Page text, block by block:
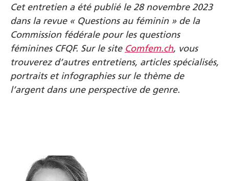
Cet entretien a été publié le 28 novembre 2023
dans la revue « Questions au féminin » de la
Commission fédérale pour les questions
féminines CFQF. Sur le site Comfem.ch, vous
trouverez d’autres entretiens, articles spécialisés,
portraits et infographies sur le thème de
l’argent dans une perspective de genre.